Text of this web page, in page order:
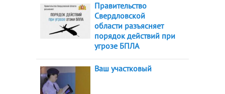
Правительство
Свердловской
области разъясняет
порядок действий при
угрозе БПЛА
Ваш участковый